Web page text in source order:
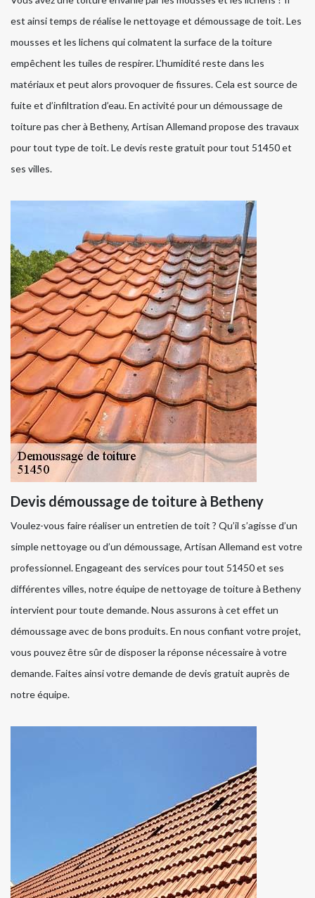
est ainsi temps de réalise le nettoyage et démoussage de toit. Les
mousses et les lichens qui colmatent la surface de la toiture
empêchent les tuiles de respirer. L’humidité reste dans les
matériaux et peut alors provoquer de fissures. Cela est source de
fuite et d’infiltration d’eau. En activité pour un démoussage de
toiture pas cher à Betheny, Artisan Allemand propose des travaux
pour tout type de toit. Le devis reste gratuit pour tout 51450 et
ses villes.
Devis démoussage de toiture à Betheny
Voulez-vous faire réaliser un entretien de toit ? Qu’il s’agisse d’un
simple nettoyage ou d’un démoussage, Artisan Allemand est votre
professionnel. Engageant des services pour tout 51450 et ses
différentes villes, notre équipe de nettoyage de toiture à Betheny
intervient pour toute demande. Nous assurons à cet effet un
démoussage avec de bons produits. En nous confiant votre projet,
vous pouvez être sûr de disposer la réponse nécessaire à votre
demande. Faites ainsi votre demande de devis gratuit auprès de
notre équipe.